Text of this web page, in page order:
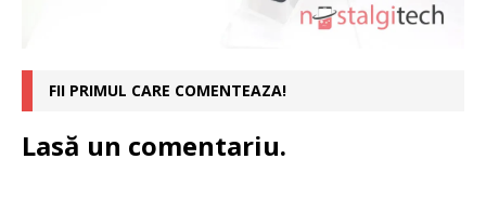
FII PRIMUL CARE COMENTEAZA!
Lasă un comentariu.